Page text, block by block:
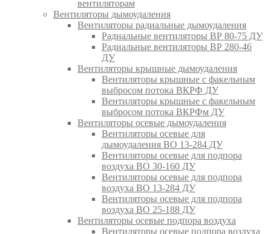
вентиляторам
Вентиляторы дымоудаления
Вентиляторы радиальные дымоудаления
Радиальные вентиляторы ВР 80-75 ДУ
Радиальные вентиляторы ВР 280-46
ДУ
Вентиляторы крышные дымоудаления
Вентиляторы крышные с факельным
выбросом потока ВКРФ ДУ
Вентиляторы крышные с факельным
выбросом потока ВКРФм ДУ
Вентиляторы осевые дымоудаления
Вентиляторы осевые для
дымоудаления ВО 13-284 ДУ
Вентиляторы осевые для подпора
воздуха ВО 30-160 ДУ
Вентиляторы осевые для подпора
воздуха ВО 13-284 ДУ
Вентиляторы осевые для подпора
воздуха ВО 25-188 ДУ
Вентиляторы осевые подпора воздуха
Вентиляторы осевые подпора воздуха